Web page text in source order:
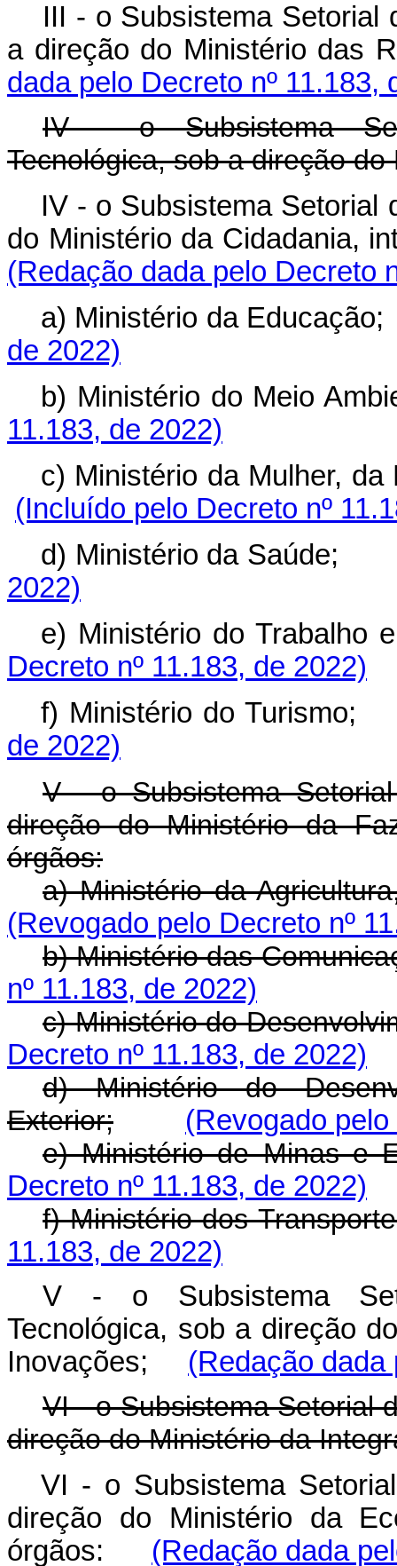
III - o Subsistema Setorial
a direção do Ministério
dada pelo Decreto nº 11.183,
IV - o Subsistema
Tecnológica, sob a direção
IV - o Subsistema Setorial
do Ministério da
(Redação dada pelo Decreto
a) Ministério da
de 2022)
b) Ministério do Meio
11.183, de 2022)
c) Ministério da Mulher,
(Incluído pelo Decreto nº
d) Ministério da Saúde;
2022)
e) Ministério do
Decreto nº 11.183, de 2022)
f) Ministério do
de 2022)
V - o Subsistema
direção do Ministério da
órgãos:
a) Ministério da
(Revogado pelo Decreto nº
b) Ministério das
nº 11.183, de 2022)
c) Ministério do
Decreto nº 11.183, de 2022)
d) Ministério do
Exterior;
(Revogado
e) Ministério de Minas e
Decreto nº 11.183, de 2022)
f) Ministério dos
11.183, de 2022)
V - o Subsistema
Tecnológica, sob a direção
Inovações; (Redação dada
VI - o Subsistema Setorial
direção do Ministério da
VI - o Subsistema
direção do Ministério da
órgãos: (Redação dada